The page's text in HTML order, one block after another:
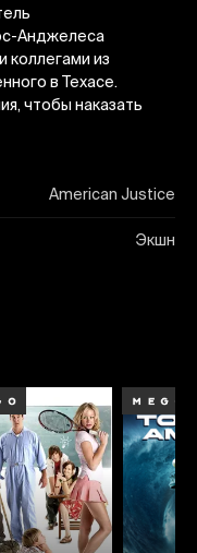
Анджелеса
коллегами из
в Техасе.
чтобы наказать
American Justice
Экшн